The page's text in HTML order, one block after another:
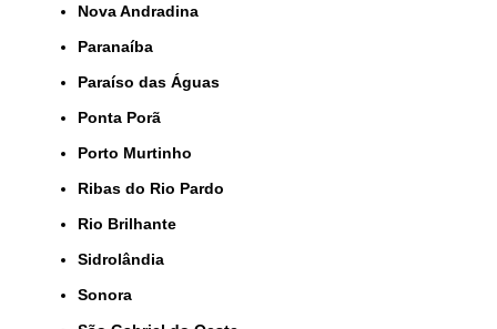
Nova Andradina
Paranaíba
Paraíso das Águas
Ponta Porã
Porto Murtinho
Ribas do Rio Pardo
Rio Brilhante
Sidrolândia
Sonora